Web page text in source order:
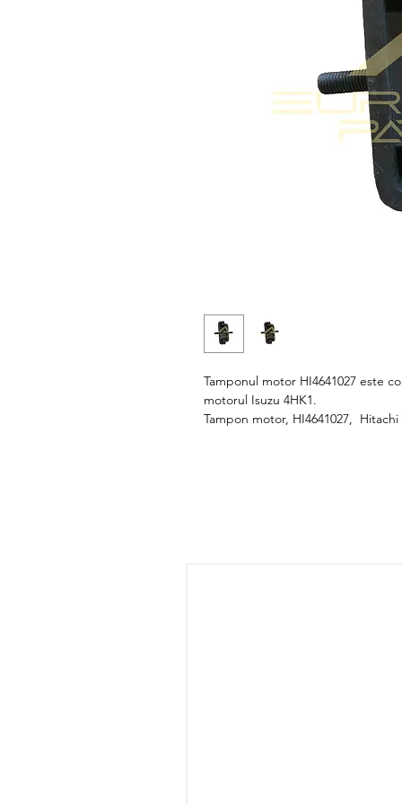
Tamponul motor HI4641027 este
motorul Isuzu 4HK1.
Tampon motor, HI4641027, Hitachi